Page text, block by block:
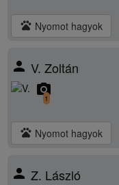
pets Nyomot hagyok
person V. Zoltán
camera_alt
1
pets Nyomot hagyok
person Z. László